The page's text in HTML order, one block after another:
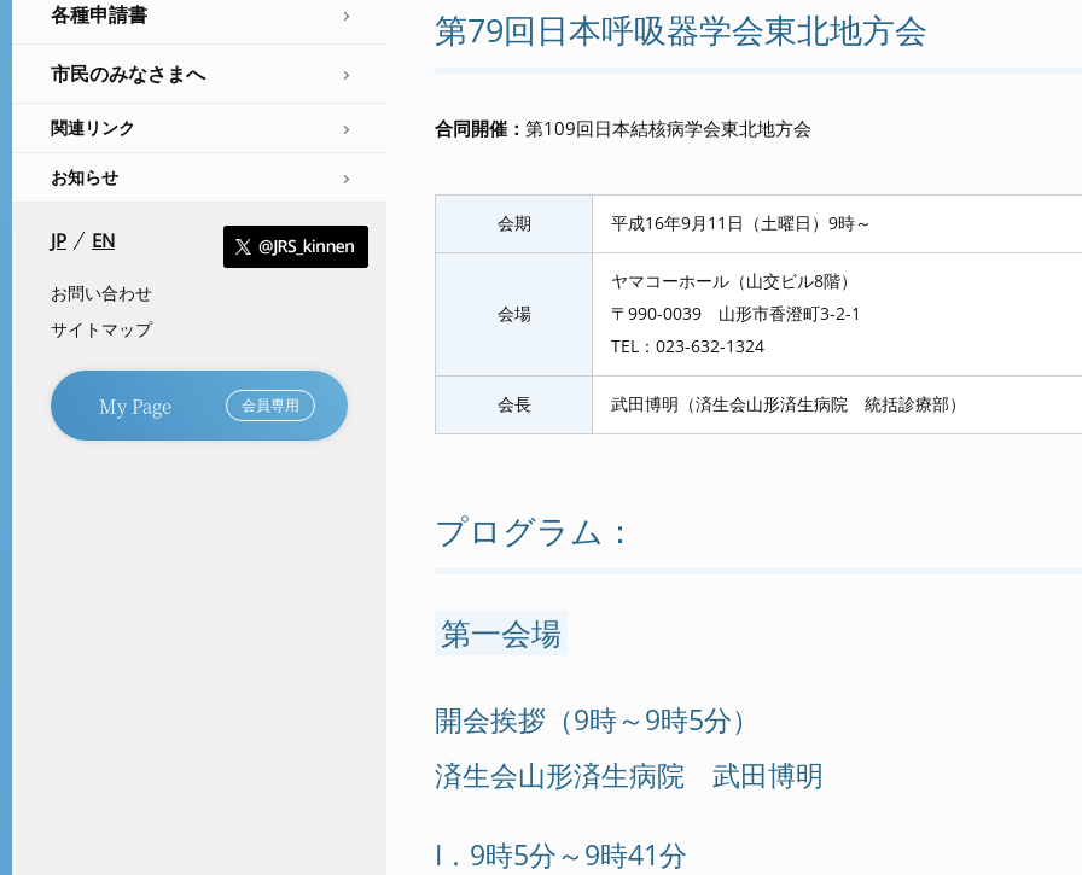
各種申請書
市民のみなさまへ
関連リンク
お知らせ
JP EN
お問い合わせ
サイトマップ
My Page 会員専用
第79回日本呼吸器学会東北地方会
合同開催： 第109回日本結核病学会東北地方会
会期 平成16年9月11日（土曜日）9時～
会場
ヤマコーホール（山交ビル8階）
〒990-0039 山形市香澄町3-2-1
TEL：023-632-1324
会長 武田博明（済生会山形済生病院 統括診療部）
プログラム：
第一会場
開会挨拶（9時～9時5分）
済生会山形済生病院 武田博明
I．9時5分～9時41分